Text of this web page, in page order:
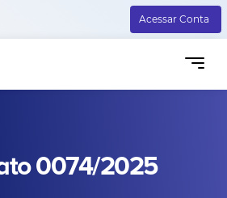
Acessar Conta
0074/2025